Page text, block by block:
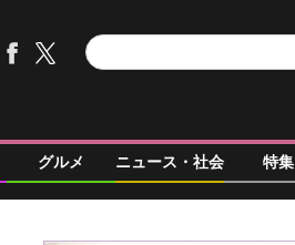
グルメ ニュース・社会 特集